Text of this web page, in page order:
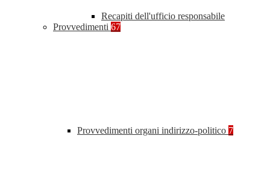
Recapiti dell'ufficio responsabile
Provvedimenti 67
Provvedimenti organi indirizzo-politico 7